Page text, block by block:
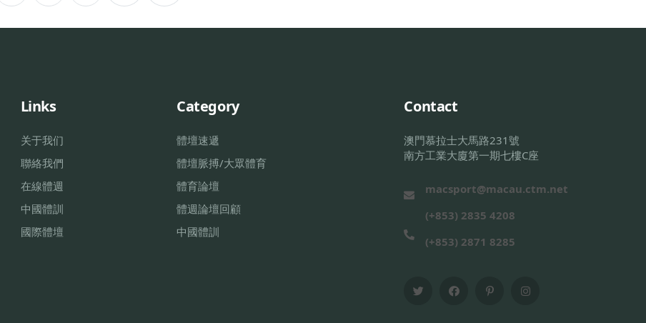
Links
关于我们
聯絡我們
在線體週
中國體訓
國際體壇
Category
體壇速遞
體壇脈搏/大眾體育
體育論壇
體週論壇回顧
中國體訓
Contact
澳門慕拉士大馬路231號
南方工業大廈第一期七樓C座
macsport@macau.ctm.net
(+853) 2835 4208
(+853) 2871 8285